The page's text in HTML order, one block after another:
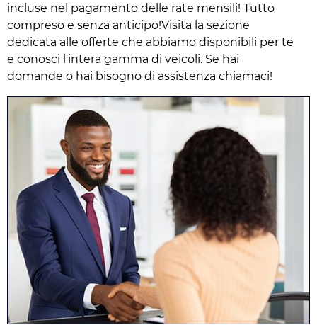
incluse nel pagamento delle rate mensili! Tutto
compreso e senza anticipo!Visita la sezione
dedicata alle offerte che abbiamo disponibili per te
e conosci l'intera gamma di veicoli. Se hai
domande o hai bisogno di assistenza chiamaci!